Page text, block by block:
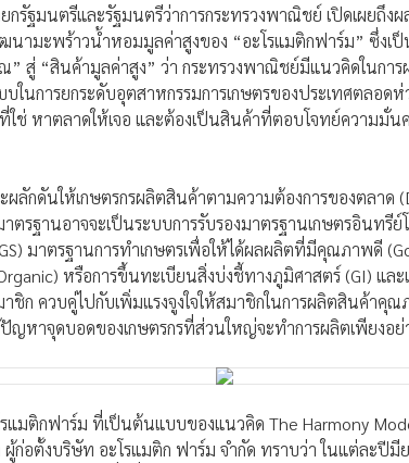
รัฐมนตรีและรัฐมนตรีว่าการกระทรวงพาณิชย์ เปิดเผยถึง
ามะพร้าวน้ำหอมมูลค่าสูงของ “อะโรแมติกฟาร์ม” ซึ่งเป็
” สู่ “สินค้ามูลค่าสูง” ว่า กระทรวงพาณิชย์มีแนวคิดในการ
ในการยกระดับอุตสาหกรรมการเกษตรของประเทศตลอด
ใช่ หาตลาดให้เจอ และต้องเป็นสินค้าที่ตอบโจทย์ความมั่น
ะผลักดันให้เกษตรกรผลิตสินค้าตามความต้องการของตลา
ตรฐานอาจจะเป็นระบบการรับรองมาตรฐานเกษตรอินทรี
มาตรฐานการทำเกษตรเพื่อให้ได้ผลผลิตที่มีคุณภาพดี
หรือการขึ้นทะเบียนสิ่งบ่งชี้ทางภูมิศาสตร์ (GI) แล
ชิก ควบคู่ไปกับเพิ่มแรงจูงใจให้สมาชิกในการผลิตสินค้าคุณ
ญหาจุดบอดของเกษตรกรที่ส่วนใหญ่จะทำการผลิตเพียงอย่
แมติกฟาร์ม ที่เป็นต้นแบบของแนวคิด The Harmony
ผู้ก่อตั้งบริษัท อะโรแมติก ฟาร์ม จำกัด ทราบว่า ในแต่ละปี